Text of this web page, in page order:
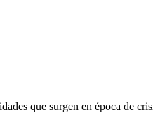
que surgen en época de